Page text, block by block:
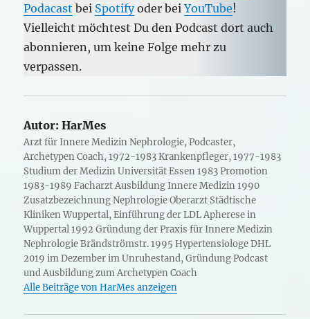
Podacast bei Spotifyoder beiYouTube!
Vielleicht möchtest Du den Podcast dort auch
abonnieren, um keine Folge mehr zu
verpassen.
Autor: HarMes
Arzt für Innere Medizin Nephrologie, Podcaster,
Archetypen Coach, 1972-1983 Krankenpfleger, 1977-1983
Studium der Medizin Universität Essen 1983 Promotion
1983-1989 Facharzt Ausbildung Innere Medizin 1990
Zusatzbezeichnung Nephrologie Oberarzt Städtische
Kliniken Wuppertal, Einführung der LDL Apherese in
Wuppertal 1992 Gründung der Praxis für Innere Medizin
Nephrologie Brändströmstr. 1995 Hypertensiologe DHL
2019 im Dezember im Unruhestand, Gründung Podcast
und Ausbildung zum Archetypen Coach
Alle Beiträge von HarMes anzeigen